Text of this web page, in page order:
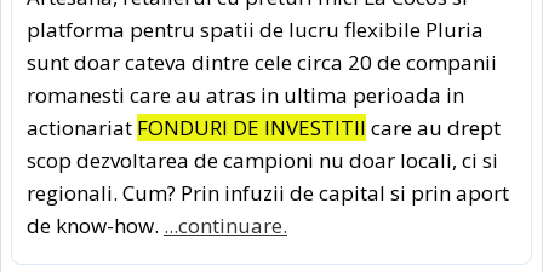
platforma pentru spatii de lucru flexibile Pluria
sunt doar cateva dintre cele circa 20 de companii
romanesti care au atras in ultima perioada in
actionariat FONDURI DE INVESTITII care au drept
scop dezvoltarea de campioni nu doar locali, ci si
regionali. Cum? Prin infuzii de capital si prin aport
de know-how. ...continuare.